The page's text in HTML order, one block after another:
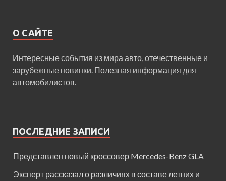
О САЙТЕ
Интересные события из мира авто, отечественные и
зарубежные новинки. Полезная информация для
автомобилистов.
ПОСЛЕДНИЕ ЗАПИСИ
Представлен новый кроссовер Mercedes-Benz GLA
Эксперт рассказал о различиях в составе летних и